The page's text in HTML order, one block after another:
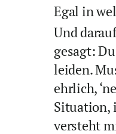
Egal in
Und
gesagt:
leiden.
ehrlich,
Situation,
versteht